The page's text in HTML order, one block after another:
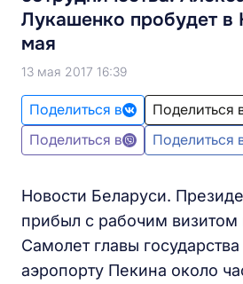
Лукашенко пробудет в
мая
13 мая 2017 16:39
Поделиться в
Поделиться
Поделиться в
Поделиться
Новости Беларуси.
прибыл с рабочим визитом
Самолет главы
аэропорту Пекина около